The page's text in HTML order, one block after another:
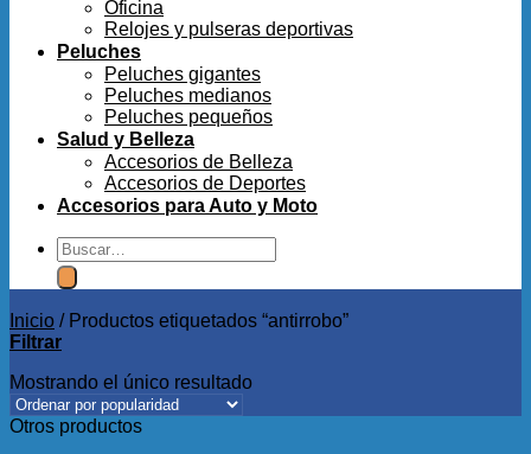
Oficina
Relojes y pulseras deportivas
Peluches
Peluches gigantes
Peluches medianos
Peluches pequeños
Salud y Belleza
Accesorios de Belleza
Accesorios de Deportes
Accesorios para Auto y Moto
Buscar
por:
Inicio /Productos etiquetados “antirrobo”
Filtrar
Mostrando el único resultado
Otros productos